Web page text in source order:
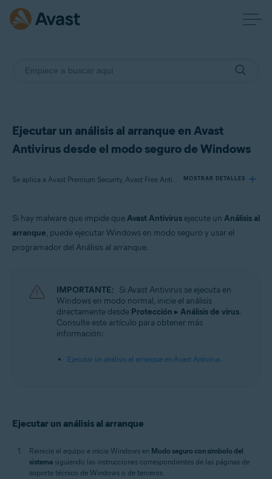
Ejecutar un análisis al arranque en Avast
Antivirus desde el modo seguro de Windows
Se aplica a Avast Premium Security, Avast Free Antivirus MOSTRAR DETALLES
Productos:
Avast Free Antivirus 21.x
Microsoft Windows 11 Home/Pro/Enterprise/Education
Microsoft Windows 10 Home/Pro/Enterprise/Education - 32 o 64 bits
Microsoft Windows 8.1/Pro/Enterprise - 32 o 64 bits
Microsoft Windows 8/Pro/Enterprise - 32 o 64 bits
Microsoft Windows 7 Home Basic/Home
Convenient Rollup Update, 32 o 64 bits
Si hay malware que impide queAvast Antivirus ejecute un Análisis al
arranque, puede ejecutar Windows en modo seguro y usar el
programador del Análisis al arranque.
IMPORTANTE: Si Avast Antivirus se ejecuta en
Windows en modo normal, inicie el análisis
directamente desde Protección ▸ Análisis de virus.
Consulte este artículo para obtener más
información:
Ejecutar un análisis al arranque en Avast Antivirus
Ejecutar un análisis al arranque
Reinicie el equipo e inicie Windows en Modo seguro con símbolo del
sistema siguiendo las instrucciones correspondientes de las páginas de
soporte técnico de Windows o de terceros.